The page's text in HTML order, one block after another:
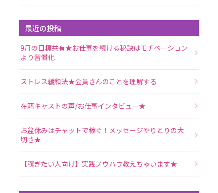
最近の投稿
9月の目標共有★お仕事を続ける秘訣はモチベーション
より習慣化
ストレス緩和法★会員さんのことを理解する
在籍キャストの声/お仕事インタビュー★
お盆休みはチャットで稼ぐ！メッセージやりとりの大
切さ★
【稼ぎたい人向け】実践ノウハウ教えちゃいます★